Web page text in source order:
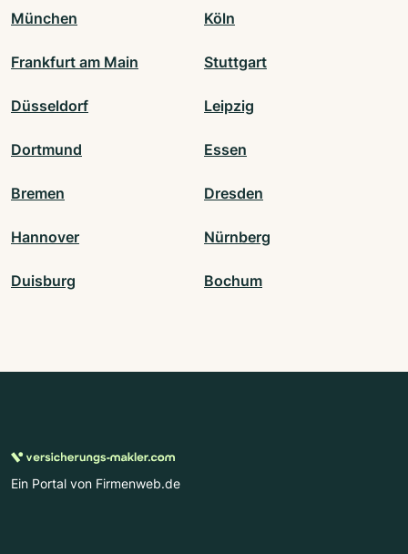
München Köln
Frankfurt am Main Stuttgart
Düsseldorf Leipzig
Dortmund Essen
Bremen Dresden
Hannover Nürnberg
Duisburg Bochum
Ein Portal von Firmenweb.de